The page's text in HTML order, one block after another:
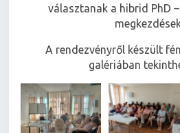
választanak a hibrid PhD
A rendezvényről készült
galériában